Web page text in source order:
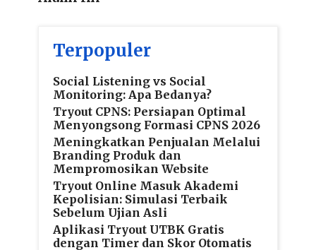
Terpopuler
Social Listening vs Social
Monitoring: Apa Bedanya?
Tryout CPNS: Persiapan Optimal
Menyongsong Formasi CPNS 2026
Meningkatkan Penjualan Melalui
Branding Produk dan
Mempromosikan Website
Tryout Online Masuk Akademi
Kepolisian: Simulasi Terbaik
Sebelum Ujian Asli
Aplikasi Tryout UTBK Gratis
dengan Timer dan Skor Otomatis